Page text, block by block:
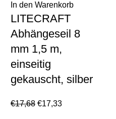
In den Warenkorb
LITECRAFT
Abhängeseil 8
mm 1,5 m,
einseitig
gekauscht, silber
€17,68 €17,33